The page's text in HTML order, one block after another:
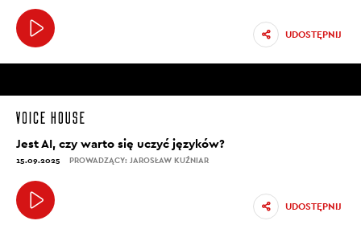
UDOSTĘPNIJ
Jest AI, czy warto się uczyć języków?
15.09.2025 PROWADZĄCY: JAROSŁAW KUŹNIAR
UDOSTĘPNIJ